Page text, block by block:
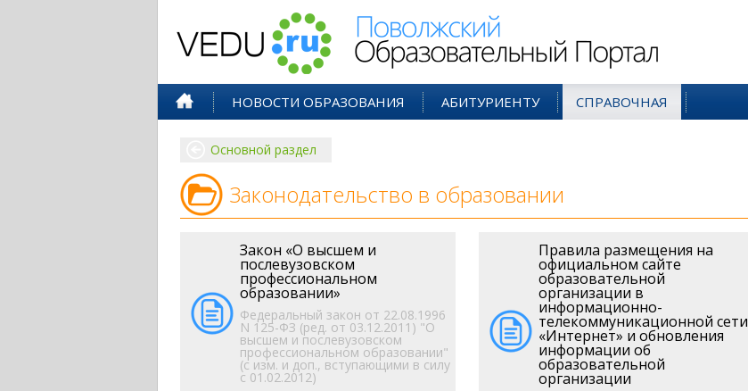
НОВОСТИ ОБРАЗОВАНИЯ АБИТУРИЕНТУ СПРАВОЧНАЯ
Основной раздел
Законодательство в образовании
Закон «О высшем и
послевузовском
профессиональном
образовании»
Федеральный закон от 22.08.1996
N 125-ФЗ (ред. от 03.12.2011) "О
высшем и послевузовском
профессиональном образовании"
(с изм. и доп., вступающими в силу
с 01.02.2012)
Правила размещения на
официальном сайте
образовательной
организации в
информационно-
телекоммуникационной сети
«Интернет» и обновления
информации об
образовательной
организации